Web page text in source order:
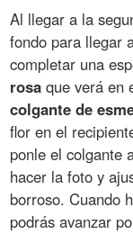
Al llegar a la
fondo para llegar
completar una
rosa que verá en
colgante de
flor en el
ponle el colgante
hacer la foto y
borroso. Cuando
podrás avanzar